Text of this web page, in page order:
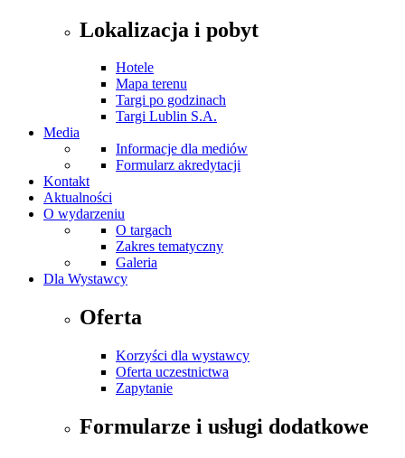
Lokalizacja i pobyt
Hotele
Mapa terenu
Targi po godzinach
Targi Lublin S.A.
Media
Informacje dla mediów
Formularz akredytacji
Kontakt
Aktualności
O wydarzeniu
O targach
Zakres tematyczny
Galeria
Dla Wystawcy
Oferta
Korzyści dla wystawcy
Oferta uczestnictwa
Zapytanie
Formularze i usługi dodatkowe